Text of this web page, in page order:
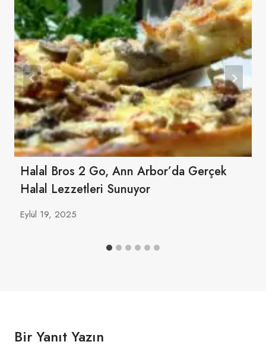
Halal Bros 2 Go, Ann Arbor’da Gerçek
Halal Lezzetleri Sunuyor
Eylül 19, 2025
Bir Yanıt Yazın